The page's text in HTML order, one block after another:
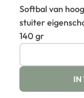
Softbal van
stuiter
140 gr
IN